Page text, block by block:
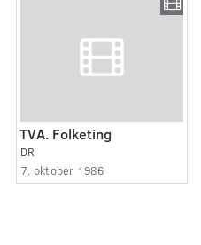
TVA. Folketing
DR
7. oktober 1986